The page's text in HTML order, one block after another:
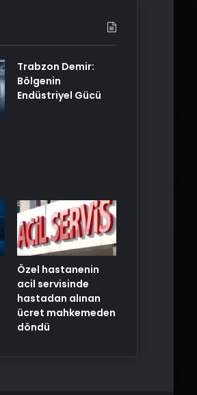
Trabzon Demir:
Bölgenin
Endüstriyel Gücü
Özel hastanenin
acil servisinde
hastadan alınan
ücret mahkemeden
döndü